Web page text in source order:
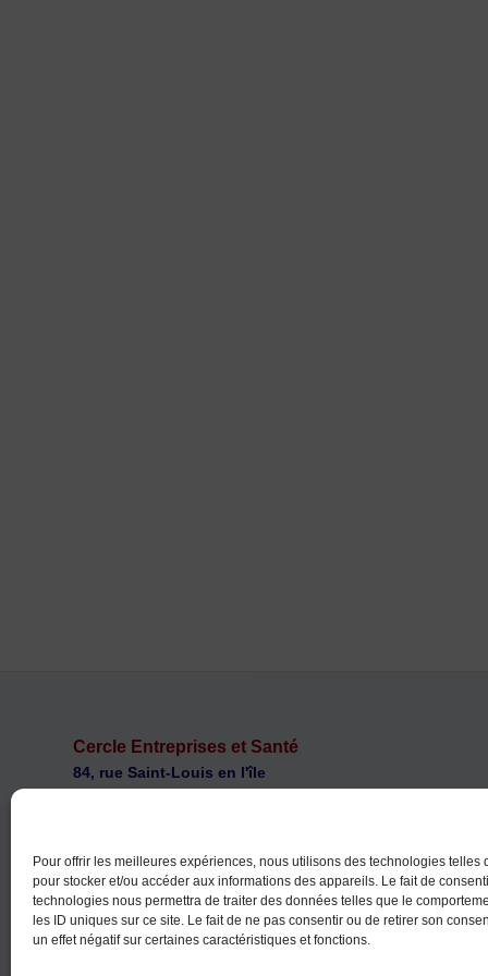
Pour offrir les meilleures expériences, nous utilisons des technologies telles
pour stocker et/ou accéder aux informations des appareils. Le fait de
technologies nous permettra de traiter des données telles que le
les ID uniques sur ce site. Le fait de ne pas consentir ou de retirer son
un effet négatif sur certaines caractéristiques et fonctions.
Cercle Entreprises et Santé
84, rue Saint-Louis en l'île